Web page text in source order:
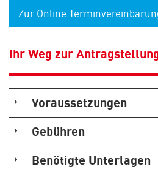
Zur Online
Ihr Weg zur
Voraussetzungen
Gebühren
Benötigte Unterlagen